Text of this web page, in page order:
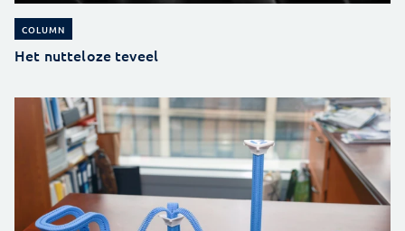
COLUMN
Het nutteloze teveel